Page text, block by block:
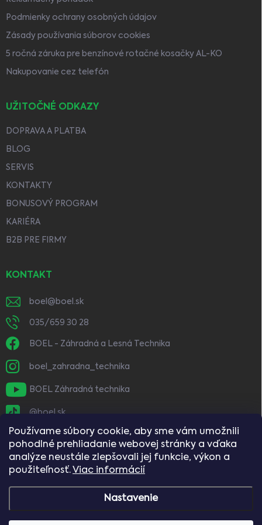
Používame súbory cookie, aby sme vám umožnili
pohodlné prehliadanie webovej stránky a vďaka
analýze neustále zlepšovali jej funkcie, výkon a
použiteľnosť. Viac informácií
Nastavenie
Podmienky ochrany osobných údajov
Zásady používania súborov cookies
5 ročná záruka pre benzínové rotačné kosačky AL-KO
Nakupovanie cez telefón
UŽITOČNÉ ODKAZY
DOPRAVA A PLATBA
BLOG
SERVIS
KONTAKTY
BONUSOVÝ PROGRAM
KARIÉRA
B2B PRE FIRMY
KONTAKT
boel @ boel.sk
035/659 30 28
BOEL - Záhradná a Lesná Technika
boel_zahradna_technika
BOEL Záhradná technika
@boel.sk